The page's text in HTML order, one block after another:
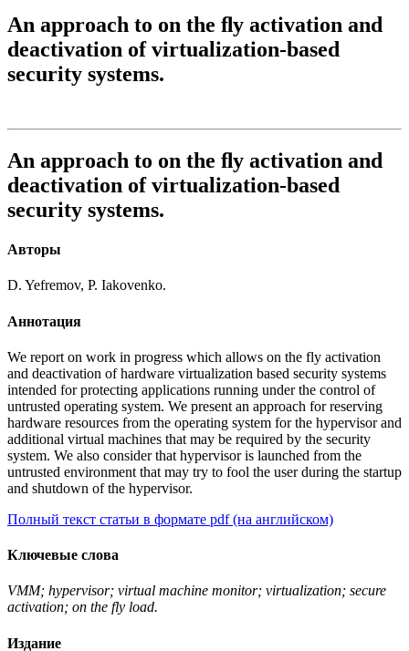
An approach to on the ﬂy activation and
deactivation of virtualization-based
security systems.
An approach to on the ﬂy activation and
deactivation of virtualization-based
security systems.
Авторы
D. Yefremov, P. Iakovenko.
Аннотация
We report on work in progress which allows on the fly activation
and deactivation of hardware virtualization based security systems
intended for protecting applications running under the control of
untrusted operating system. We present an approach for reserving
hardware resources from the operating system for the hypervisor and
additional virtual machines that may be required by the security
system. We also consider that hypervisor is launched from the
untrusted environment that may try to fool the user during the startup
and shutdown of the hypervisor.
Полный текст статьи в формате pdf (на английском)
Ключевые слова
VMM; hypervisor; virtual machine monitor; virtualization; secure
activation; on the fly load.
Издание